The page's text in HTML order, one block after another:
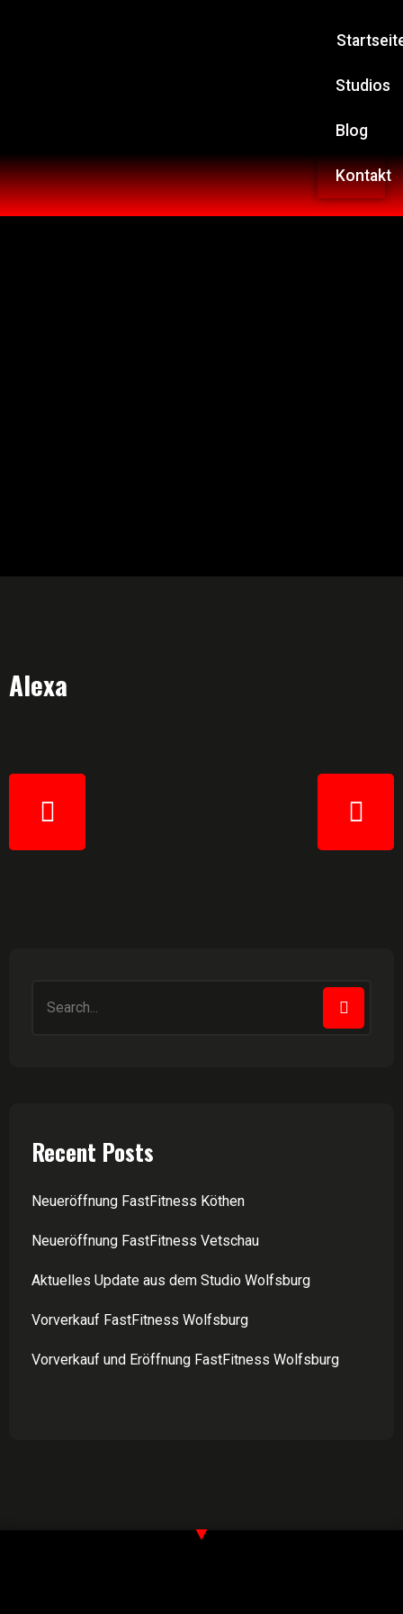
Studios
Blog
Kontakt
Alexa
Recent Posts
Neueröffnung FastFitness Köthen
Neueröffnung FastFitness Vetschau
Aktuelles Update aus dem Studio Wolfsburg
Vorverkauf FastFitness Wolfsburg
Vorverkauf und Eröffnung FastFitness Wolfsburg